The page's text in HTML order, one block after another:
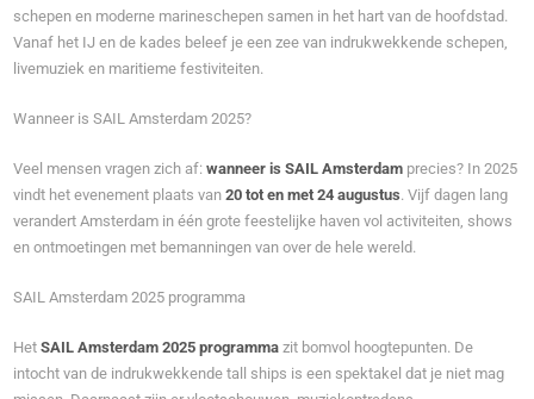
schepen en moderne marineschepen samen in het hart van de hoofdstad.
Vanaf het IJ en de kades beleef je een zee van indrukwekkende schepen,
livemuziek en maritieme festiviteiten.
Wanneer is SAIL Amsterdam 2025?
Veel mensen vragen zich af:wanneer is SAIL Amsterdam precies? In 2025
vindt het evenement plaats van20 tot en met 24 augustus. Vijf dagen lang
verandert Amsterdam in één grote feestelijke haven vol activiteiten, shows
en ontmoetingen met bemanningen van over de hele wereld.
SAIL Amsterdam 2025 programma
HetSAIL Amsterdam 2025 programma zit bomvol hoogtepunten. De
intocht van de indrukwekkende tall ships is een spektakel dat je niet mag